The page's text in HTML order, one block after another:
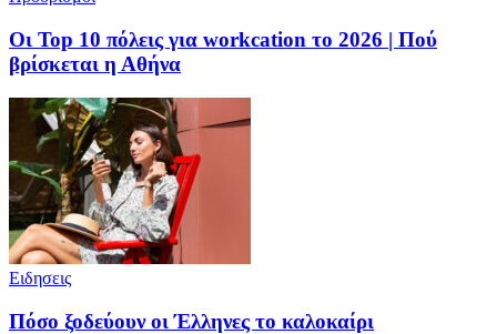
Οι Top 10 πόλεις για workcation το 2026 | Πού
βρίσκεται η Αθήνα
Ειδησεις
Πόσο ξοδεύουν οι Έλληνες το καλοκαίρι